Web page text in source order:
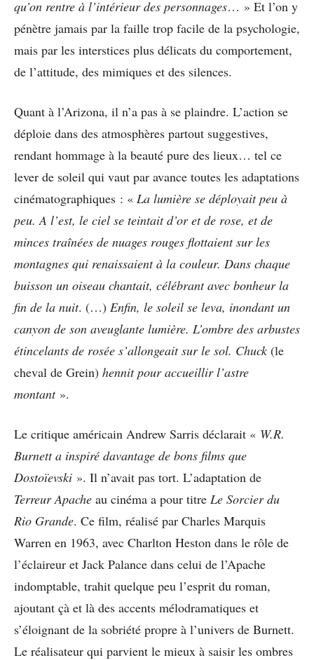
qu’on rentre à l’intérieur des personnages… » Et l’on y
pénètre jamais par la faille trop facile de la psychologie,
mais par les interstices plus délicats du comportement,
de l’attitude, des mimiques et des silences.
Quant à l’Arizona, il n’a pas à se plaindre. L’action se
déploie dans des atmosphères partout suggestives,
rendant hommage à la beauté pure des lieux… tel ce
lever de soleil qui vaut par avance toutes les adaptations
cinématographiques : « La lumière se déployait peu à
peu. A l’est, le ciel se teintait d’or et de rose, et de
minces traînées de nuages rouges flottaient sur les
montagnes qui renaissaient à la couleur. Dans chaque
buisson un oiseau chantait, célébrant avec bonheur la
fin de la nuit. (…) Enfin, le soleil se leva, inondant un
canyon de son aveuglante lumière. L’ombre des arbustes
étincelants de rosée s’allongeait sur le sol. Chuck (le
cheval de Grein) hennit pour accueillir l’astre
montant».
Le critique américain Andrew Sarris déclarait « W.R.
Burnett a inspiré davantage de bons films que
Dostoïevski ». Il n’avait pas tort. L’adaptation de
Terreur Apache au cinéma a pour titre Le Sorcier du
Rio Grande. Ce film, réalisé par Charles Marquis
Warren en 1963, avec Charlton Heston dans le rôle de
l’éclaireur et Jack Palance dans celui de l’Apache
indomptable, trahit quelque peu l’esprit du roman,
ajoutant çà et là des accents mélodramatiques et
s’éloignant de la sobriété propre à l’univers de Burnett.
Le réalisateur qui parvient le mieux à saisir les ombres